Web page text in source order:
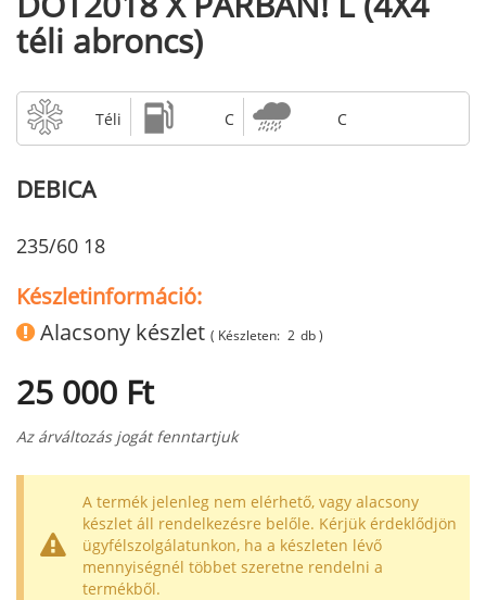
téli abroncs)
Téli C C
DEBICA
235/60 18
Készletinformáció:
Alacsony készlet ( Készleten: 2 db )
25 000 Ft
Az árváltozás jogát fenntartjuk
A termék jelenleg nem elérhető, vagy alacsony
készlet áll rendelkezésre belőle. Kérjük érdeklődjön
ügyfélszolgálatunkon, ha a készleten lévő
mennyiségnél többet szeretne rendelni a
termékből.